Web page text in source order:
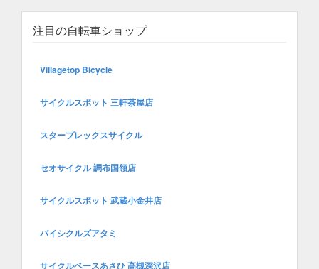
注目の自転車ショップ
Villagetop Bicycle
サイクルスポット 三軒茶屋店
スタープレックスサイクル
セオサイクル 調布国領店
サイクルスポット 武蔵小金井店
バイシクルズアタミ
サイクルベースあさひ 高槻深沢店